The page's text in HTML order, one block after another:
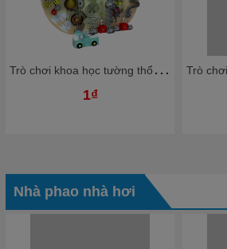
T
rò chơi khoa học tường thổi bóng nhựa Ziczac TTBKB05 Dochoikinhbac Trò chơi hấp dẫn trong nhà bóng
1₫
Nhà phao nhà hơi